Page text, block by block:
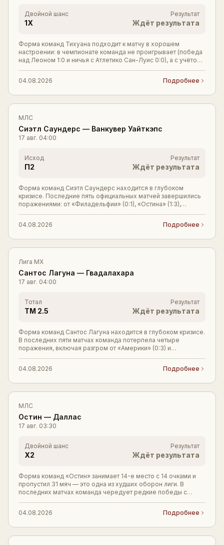
Двойной шанс
1X
Результат
Ждёт результата
Форма команд Тихуана подходит к матчу в хорошем
настроении: в чемпионате команда не проигрывает (победа
над Леоном 1:0 и ничья с Атлетико Сан-Луис 0:0), а с учётом
04.08.2026
Подробнее
МЛС
Сиэтл Саундерс — Ванкувер Уайткэпс
17 авг. 04:00
Исход
П2
Результат
Ждёт результата
Форма команд Сиэтл Саундерс находится в глубоком
кризисе. Последние пять официальных матчей завершились
поражениями: от «Филадельфии» (0:1), «Остина» (1:3),
04.08.2026
Подробнее
Лига MX
Сантос Лагуна — Гвадалахара
17 авг. 04:00
Тотал
ТМ 2.5
Результат
Ждёт результата
Форма команд Сантос Лагуна находится в глубоком кризисе.
В последних пяти матчах команда потерпела четыре
поражения, включая разгром от «Америки» (0:3) и
04.08.2026
Подробнее
МЛС
Остин — Даллас
17 авг. 03:30
Двойной шанс
X2
Результат
Ждёт результата
Форма команд «Остин» занимает 14-е место с 14 очками и
пропустил 31 мяч — это одна из худших оборон лиги. В
последних матчах команда чередует редкие победы с
04.08.2026
Подробнее